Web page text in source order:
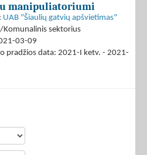
manipuliatoriumi
UAB "Šiaulių gatvių apšvietimas"
Komunalinis sektorius
03-09
pradžios data: 2021-I ketv. - 2021-